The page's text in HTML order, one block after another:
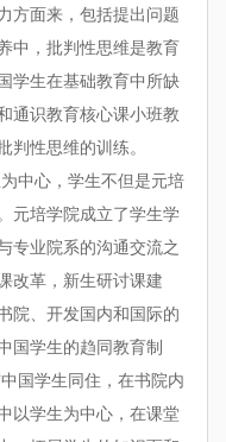
方面来，包括提出问题
中，批判性思维是教育
学生在基础教育中所缺
通识教育核心课小班教
判性思维的训练。
中心，学生不但是元培
元培学院成立了学生学
专业院系的沟通交流之
改革，新生研讨课建
院、开发国内和国际的
国学生的趋同教育制
国学生同住，在书院内
以学生为中心，在课堂